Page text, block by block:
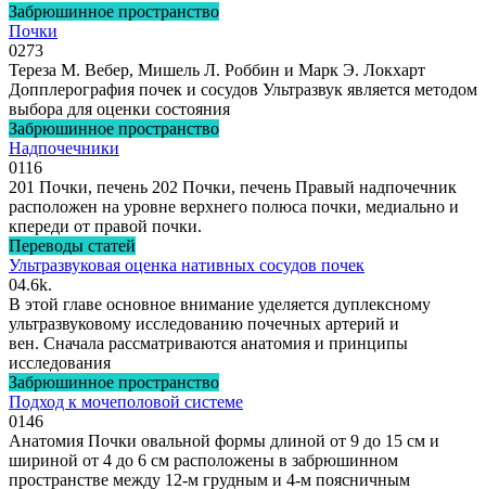
Забрюшинное пространство
Почки
0273
Тереза ​​М. Вебер, Мишель Л. Роббин и Марк Э. Локхарт
Допплерография почек и сосудов Ультразвук является методом
выбора для оценки состояния
Забрюшинное пространство
Надпочечники
0116
201 Почки, печень 202 Почки, печень Правый надпочечник
расположен на уровне верхнего полюса почки, медиально и
кпереди от правой почки.
Переводы статей
Ультразвуковая оценка нативных сосудов почек
04.6k.
В этой главе основное внимание уделяется дуплексному
ультразвуковому исследованию почечных артерий и
вен. Сначала рассматриваются анатомия и принципы
исследования
Забрюшинное пространство
Подход к мочеполовой системе
0146
Анатомия Почки овальной формы длиной от 9 до 15 см и
шириной от 4 до 6 см расположены в забрюшинном
пространстве между 12-м грудным и 4-м поясничным